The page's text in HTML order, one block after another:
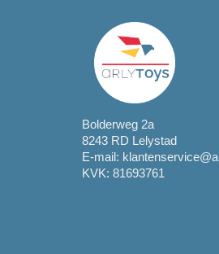
Bolderweg 2a
8243 RD Lelystad
E-mail:
KVK: 81693761